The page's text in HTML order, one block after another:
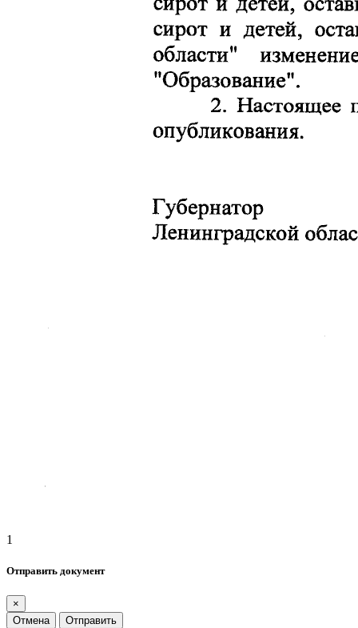
1
Отправить документ
×
Отмена
Отправить